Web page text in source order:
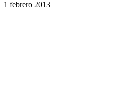
1 febrero 2013